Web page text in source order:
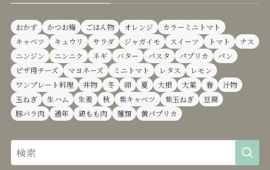
おかず かつお梅 ごはん物 オレンジ
カラーミニトマト
キャベツ
キュウリ サラダ ジャガイモ スイーツ トマト
ナス
ニンジン
ニンニク ネギ バター パスタ パプリカ
パン
ピザ用チーズ
マヨネーズ ミニトマト レタス
レモン
ワンプレート料理
丼物 冬 卵 夏 大根 大葉 春
汁物
玉ねぎ
生ハム 生姜 秋 紫キャベツ 紫玉ねぎ
豆腐
豚バラ肉
通年 鶏もも肉 麺類 黄パプリカ